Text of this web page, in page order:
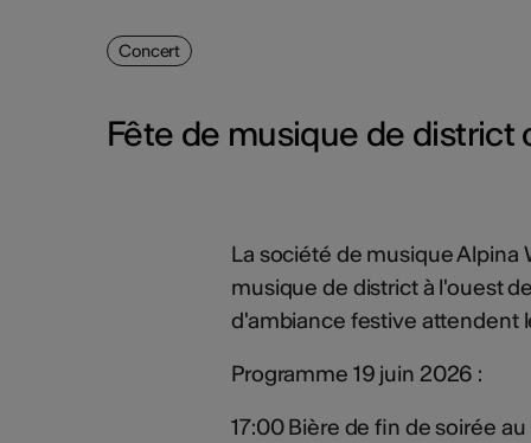
Concert
Fête de musique de district
La société de musique Alpina
musique de district à l'ouest
d'ambiance festive attendent
Programme 19 juin 2026 :
17:00 Bière de fin de soirée au